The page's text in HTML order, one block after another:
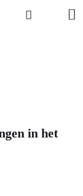
in het